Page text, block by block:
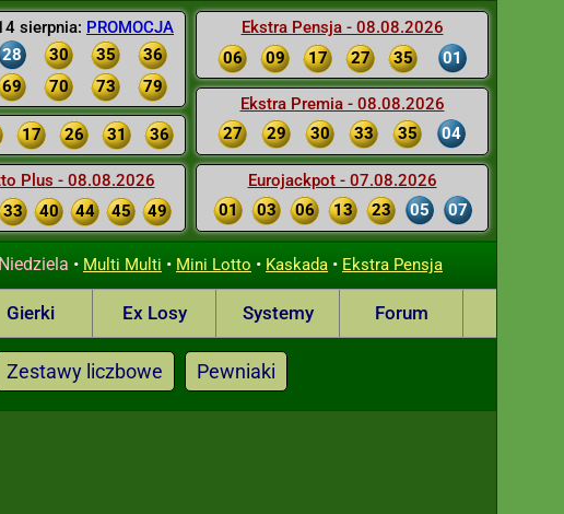
sierpnia: PROMOCJA
28 30 35
36
69 70 73 79
17 26 31 36
Plus - 08.08.2026
33 40 44 45 49
Ekstra Pensja - 08.08.2026
06
09 17 27 35 01
Ekstra Premia - 08.08.2026
27
29 30 33 35 04
Eurojackpot - 07.08.2026
01
03 06 13 23 05 07
Niedziela • Multi Multi • Mini Lotto • Kaskada • Ekstra Pensja
Gierki Ex Losy Systemy Forum
Zestawy liczbowe Pewniaki